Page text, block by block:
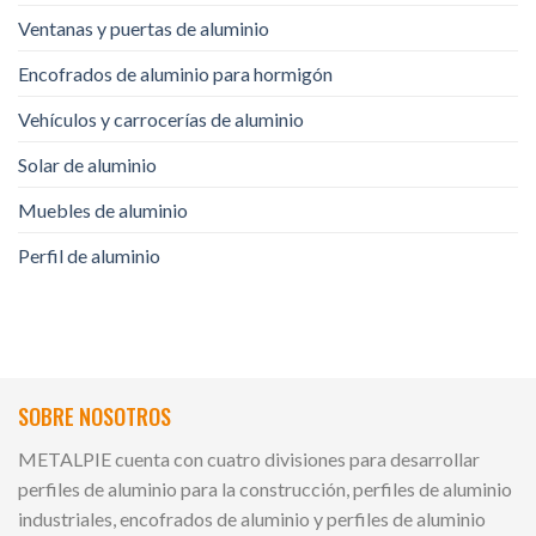
Ventanas y puertas de aluminio
Encofrados de aluminio para hormigón
Vehículos y carrocerías de aluminio
Solar de aluminio
Muebles de aluminio
Perfil de aluminio
SOBRE NOSOTROS
METALPIE cuenta con cuatro divisiones para desarrollar
perfiles de aluminio para la construcción, perfiles de aluminio
industriales, encofrados de aluminio y perfiles de aluminio